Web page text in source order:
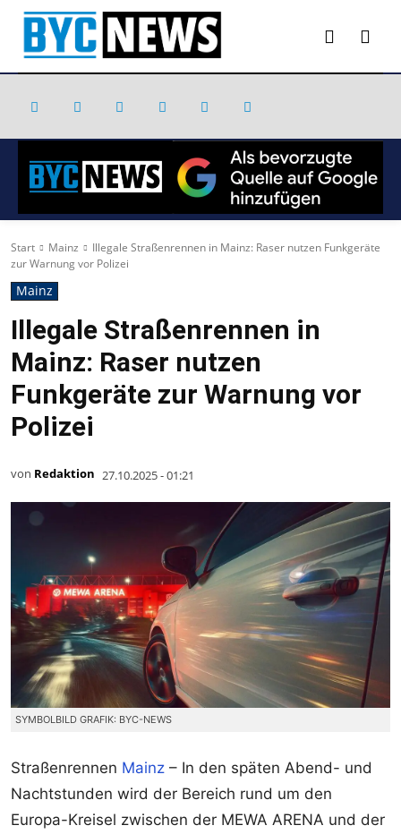
Start Mainz
Illegale Straßenrennen in Mainz: Raser nutzen Funkgeräte
zur Warnung vor Polizei
Mainz
Illegale Straßenrennen in
Mainz: Raser nutzen
Funkgeräte zur Warnung vor
Polizei
von Redaktion 27.10.2025 - 01:21
SYMBOLBILD GRAFIK: BYC-NEWS
Straßenrennen Mainz – In den späten Abend- und
Nachtstunden wird der Bereich rund um den
Europa-Kreisel zwischen der MEWA ARENA und der